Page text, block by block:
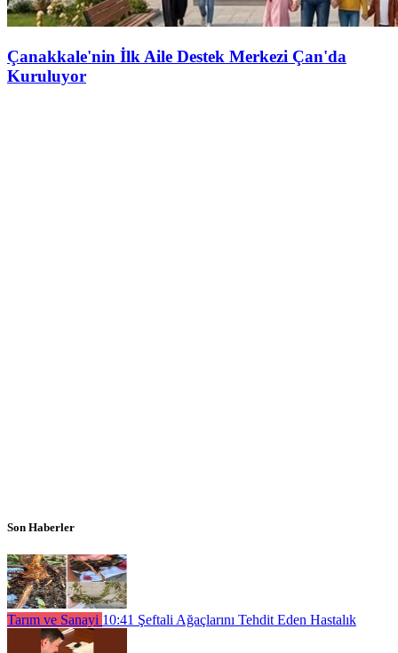
Çanakkale'nin İlk Aile Destek Merkezi Çan'da
Kuruluyor
Son Haberler
Tarım ve Sanayi 10:41 Şeftali Ağaçlarını Tehdit Eden Hastalık